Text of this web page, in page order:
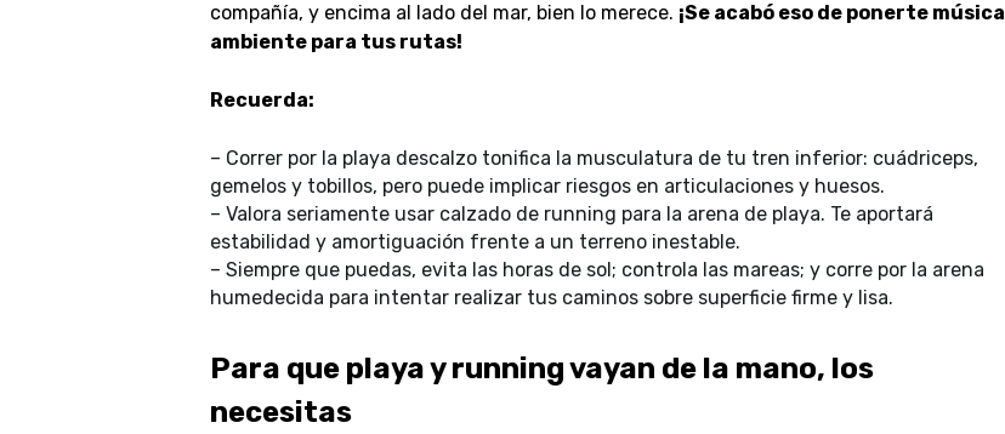
compañía, y encima al lado del mar, bien lo merece. ¡Se acabó eso de ponerte música
ambiente para tus rutas!
Recuerda:
– Correr por la playa descalzo tonifica la musculatura de tu tren inferior: cuádriceps,
gemelos y tobillos, pero puede implicar riesgos en articulaciones y huesos.
– Valora seriamente usar calzado de running para la arena de playa. Te aportará
estabilidad y amortiguación frente a un terreno inestable.
– Siempre que puedas, evita las horas de sol; controla las mareas; y corre por la arena
humedecida para intentar realizar tus caminos sobre superficie firme y lisa.
Para que playa y running vayan de la mano, los
necesitas